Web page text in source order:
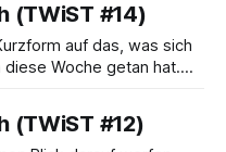
(TWiST #14)
auf das, was sich
Woche getan hat.
man den vor einigen
Bericht nicht hat
(TWiST #12)